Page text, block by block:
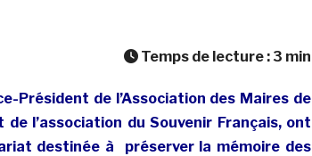
Temps de lecture : 3 min
Président de l’Association des Maires de
l’association du Souvenir Français, ont
destinée à préserver la mémoire des